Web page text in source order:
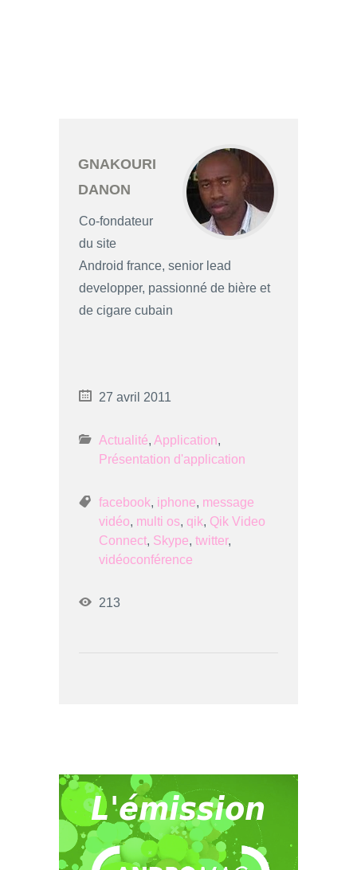
GNAKOURI
DANON
Co-fondateur
du site
Android france, senior lead
developper, passionné de bière et
de cigare cubain
27 avril 2011
Actualité, Application,
Présentation d'application
facebook, iphone, message
vidéo, multi os, qik, Qik Video
Connect, Skype, twitter,
vidéoconférence
213